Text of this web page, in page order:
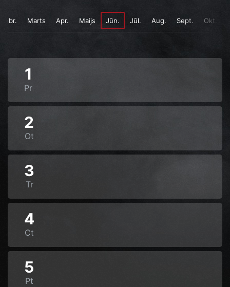
Febr. Marts Apr. Maijs Jūn. Jūl. Aug. Sept. Okt.
1
Pr
2
Ot
3
Tr
4
Ct
5
Pt